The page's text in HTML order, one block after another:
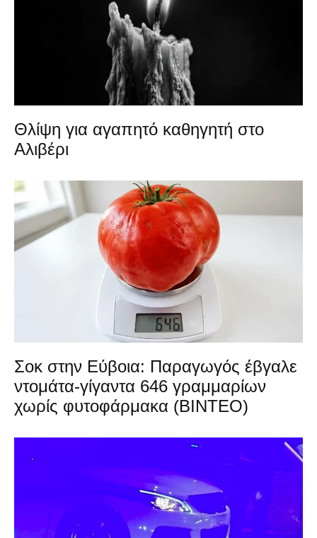
Θλίψη για αγαπητό καθηγητή στο
Αλιβέρι
Σοκ στην Εύβοια: Παραγωγός έβγαλε
ντομάτα-γίγαντα 646 γραμμαρίων
χωρίς φυτοφάρμακα (ΒΙΝΤΕΟ)